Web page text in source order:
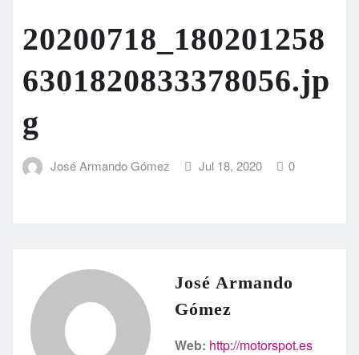
20200718_180201258
6301820833378056.jp
g
José Armando Gómez Jul 18, 2020 0
José Armando
Gómez
Web: http://motorspot.es